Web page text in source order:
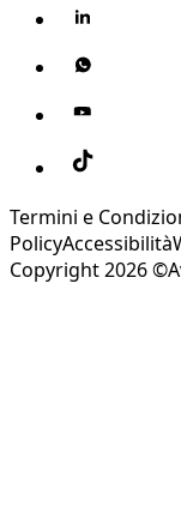
Termini e
PolicyAccessibilità
Copyright 2026